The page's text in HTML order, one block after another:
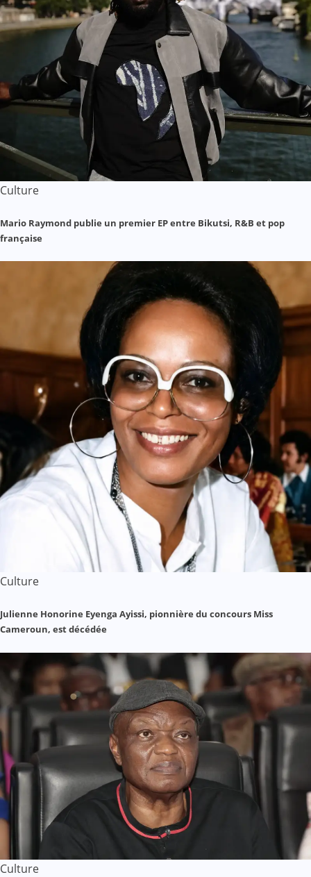
Culture
Mario Raymond publie un premier EP entre Bikutsi, R&B et pop
française
Culture
Julienne Honorine Eyenga Ayissi, pionnière du concours Miss
Cameroun, est décédée
Culture